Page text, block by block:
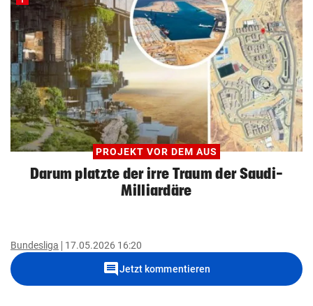
PROJEKT VOR DEM AUS
Darum platzte der irre Traum der Saudi-
Milliardäre
Bundesliga 17.05.2026 16:20
commentJetzt kommentieren